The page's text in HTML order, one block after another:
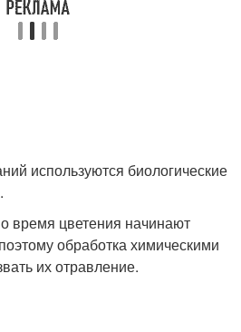
используются биологические
время цветения начинают
обработка химическими
их отравление.